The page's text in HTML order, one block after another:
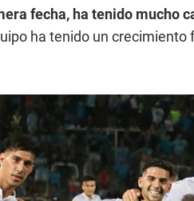
fecha, ha tenido mucho
ha tenido un crecimiento